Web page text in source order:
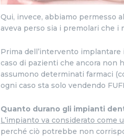
Qui, invece, abbiamo permesso
aveva perso sia i premolari che i
Prima dell’intervento
caso di pazienti che ancora
assumono determinati farmaci
ogni caso sta solo vendendo
Quanto durano gli impianti
L’impianto va considerato come
perché ciò potrebbe non